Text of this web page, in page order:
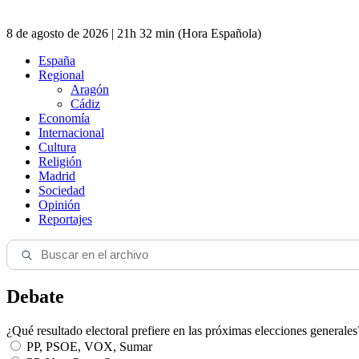
8 de agosto de 2026 | 21h 32 min (Hora Española)
España
Regional
Aragón
Cádiz
Economía
Internacional
Cultura
Religión
Madrid
Sociedad
Opinión
Reportajes
Debate
¿Qué resultado electoral prefiere en las próximas elecciones
PP, PSOE, VOX, Sumar